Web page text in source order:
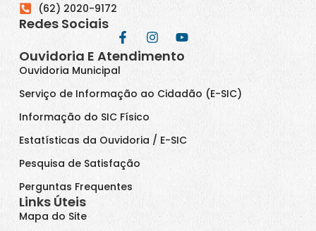
(62) 2020-9172
Redes Sociais
Ouvidoria E Atendimento
Ouvidoria Municipal
Serviço de Informação ao Cidadão (E-SIC)
Informação do SIC Físico
Estatísticas da Ouvidoria / E-SIC
Pesquisa de Satisfação
Perguntas Frequentes
Links Úteis
Mapa do Site